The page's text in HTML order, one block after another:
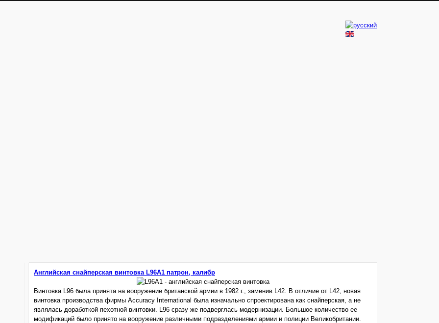
Английская снайперская винтовка L96A1 патрон, калибр
Винтовка L96 была принята на вооружение британской армии в 1982 г., заменив L42. В отличие от L42, новая
винтовка производства фирмы Accuracy International была изначально спроектирована как снайперская, а не
являлась доработкой пехотной винтовки. L96 сразу же подверглась модернизации. Большое количество ее
модификаций было принято на вооружение различными подразделениями армии и полиции Великобритании.